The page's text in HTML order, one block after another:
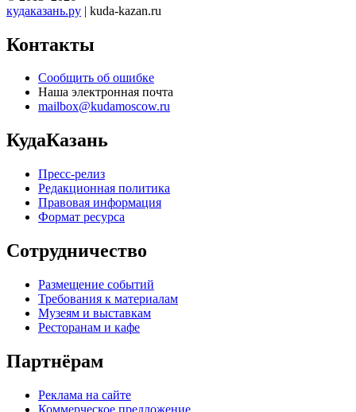
кудаказань.ру | kuda-kazan.ru
Контакты
Сообщить об ошибке
Наша электронная почта
mailbox@kudamoscow.ru
КудаКазань
Пресс-релиз
Редакционная политика
Правовая информация
Формат ресурса
Сотрудничество
Размещение событий
Требования к материалам
Музеям и выставкам
Ресторанам и кафе
Партнёрам
Реклама на сайте
Коммерческое предложение